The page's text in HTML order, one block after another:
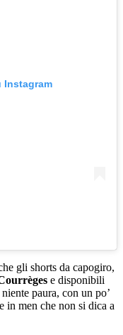
Instagram
gli shorts da capogiro,
e disponibili
paura, con un po’
in men che non si dica a